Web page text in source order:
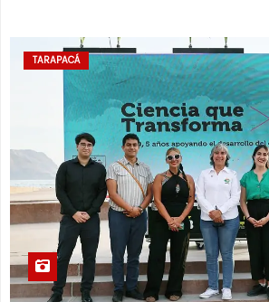
TARAPACÁ